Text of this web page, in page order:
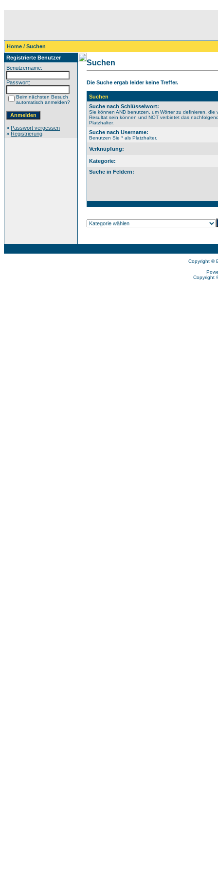
Home / Suchen
Registrierte Benutzer
Benutzername:
Passwort:
Beim nächsten Besuch
automatisch anmelden?
» Passwort vergessen
» Registrierung
Suchen
Die Suche ergab leider keine Treffer.
Suchen
Suche nach Schlüsselwort:
Sie können AND benutzen, um Wörter zu definieren, die
Resultat sein können und NOT verbietet das
Platzhalter.
Suche nach Username:
Benutzen Sie * als Platzhalter.
Verknüpfung:
Kategorie:
Suche in Feldern:
Copyright ©
Copyright